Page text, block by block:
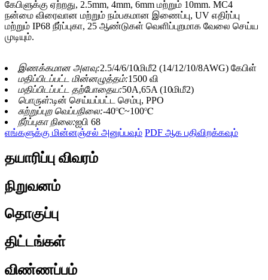
கேபிளுக்கு ஏற்றது, 2.5mm, 4mm, 6mm மற்றும் 10mm. MC4
நன்மை விரைவான மற்றும் நம்பகமான இணைப்பு, UV எதிர்ப்பு
மற்றும் IP68 நீர்ப்புகா, 25 ஆண்டுகள் வெளிப்புறமாக வேலை செய்ய
முடியும்.
இணக்கமான அளவு:2.5/4/6/10மிமீ2 (14/12/10/8AWG) கேபிள்
மதிப்பிடப்பட்ட மின்னழுத்தம்:1500 வி
மதிப்பிடப்பட்ட தற்போதைய:50A,65A (10மிமீ2)
பொருள்:டின் செய்யப்பட்ட செம்பு, PPO
சுற்றுப்புற வெப்பநிலை:-40℃~100℃
நீர்ப்புகா நிலை:ஐபி 68
எங்களுக்கு மின்னஞ்சல் அனுப்பவும் PDF ஆக பதிவிறக்கவும்
தயாரிப்பு விவரம்
நிறுவனம்
தொகுப்பு
திட்டங்கள்
விண்ணப்பம்